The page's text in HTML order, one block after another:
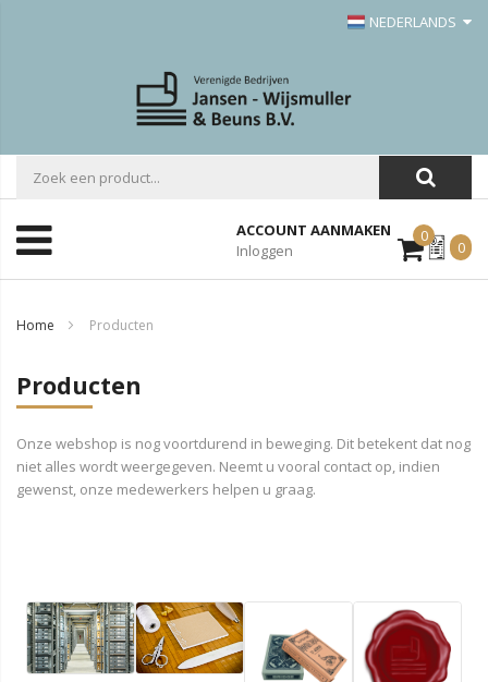
NEDERLANDS
ACCOUNT AANMAKEN
Inloggen
0Mijn
Offerte
0
Home Producten
Producten
Onze webshop is nog voortdurend in beweging. Dit betekent dat nog
niet alles wordt weergegeven. Neemt u vooral contact op, indien
gewenst, onze medewerkers helpen u graag.